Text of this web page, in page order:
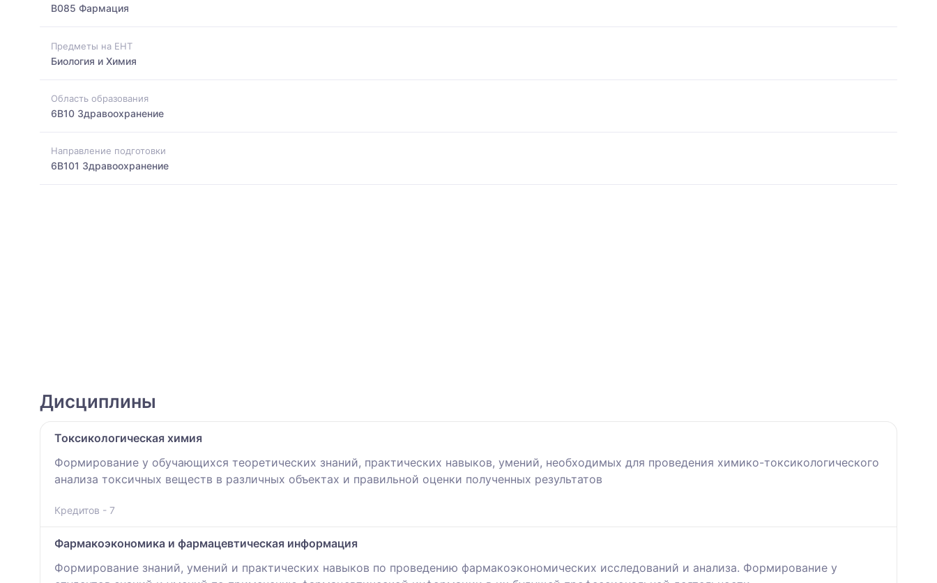
B085 Фармация
Предметы на ЕНТ
Биология и Химия
Область образования
6B10 Здравоохранение
Направление подготовки
6B101 Здравоохранение
Дисциплины
Токсикологическая химия
Формирование у обучающихся теоретических знаний, практических навыков, умений, необходимых для проведения химико-токсикологического
анализа токсичных веществ в различных объектах и правильной оценки полученных результатов
Кредитов - 7
Фармакоэкономика и фармацевтическая информация
Формирование знаний, умений и практических навыков по проведению фармакоэкономических исследований и анализа. Формирование у